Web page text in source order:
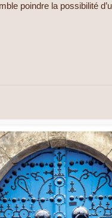
poindre la possibilité